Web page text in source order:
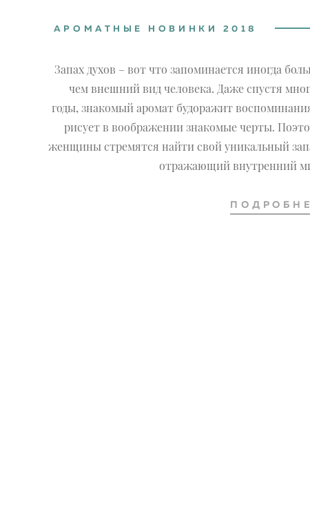
АРОМАТНЫЕ НОВИНКИ 2018
Запах духов – вот что запоминается иногда
чем внешний вид человека. Даже спустя
годы, знакомый аромат будоражит
рисует в воображении знакомые черты.
женщины стремятся найти свой уникальный
отражающий внутренний